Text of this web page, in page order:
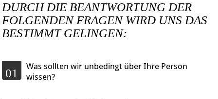
DURCH DIE BEANTWORTUNG DER
FOLGENDEN FRAGEN WIRD UNS DAS
BESTIMMT GELINGEN:
01
Was sollten wir unbedingt über Ihre Person
wissen?